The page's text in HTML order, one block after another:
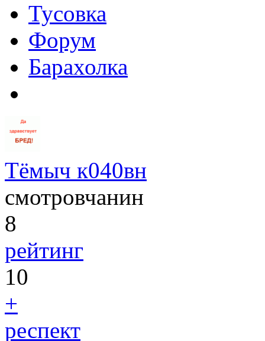
Тусовка
Форум
Барахолка
Тёмыч к040вн
смотровчанин
8
рейтинг
10
+
респект